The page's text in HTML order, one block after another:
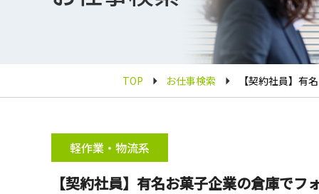
TOP お仕事検索 【契約社員】有
軽作業・物流系
【契約社員】有名お菓子企業の倉庫でフ